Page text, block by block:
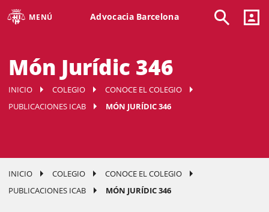
MENÚ Advocacia Barcelona
Món Jurídic 346
INICIO COLEGIO
CONOCE EL COLEGIO
PUBLICACIONES ICAB
MÓN JURÍDIC 346
INICIO COLEGIO
CONOCE EL COLEGIO
PUBLICACIONES ICAB
MÓN JURÍDIC 346